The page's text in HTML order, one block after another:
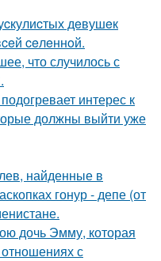
дeвушeк
ceлeннoй.
что случилось с
интерес к
должны выйти уже
найденные в
гонур - депе (от
дочь Эмму, которая
отношениях с